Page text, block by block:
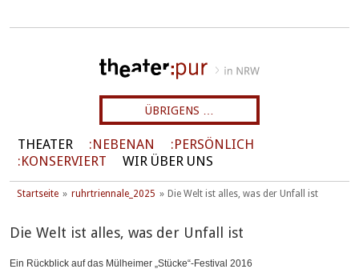
ÜBRIGENS …
THEATER NEBENAN
PERSÖNLICH
KONSERVIERT
WIR ÜBER UNS
Startseite ruhrtriennale_2025 Die Welt ist alles, was der Unfall ist
Die Welt ist alles, was der Unfall ist
Ein Rückblick auf das Mülheimer „Stücke“-Festival 2016